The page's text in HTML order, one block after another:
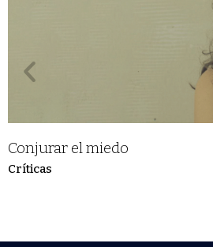
Conjurar el miedo
Críticas